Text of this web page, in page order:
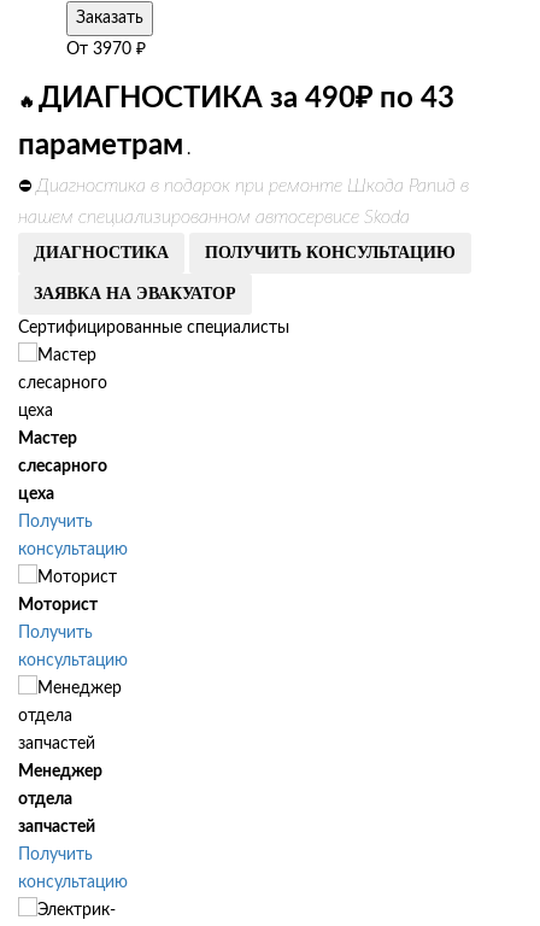
Заказать
От 3970 ₽
🔥 ДИАГНОСТИКА за 490₽ по 43
параметрам .
⛔ Диагностика в подарок при ремонте Шкода Рапид в
нашем специализированном автосервисе Skoda
ДИАГНОСТИКА ПОЛУЧИТЬ КОНСУЛЬТАЦИЮ
ЗАЯВКА НА ЭВАКУАТОР
Сертифицированные специалисты
Мастер
слесарного
цеха
Получить
консультацию
Моторист
Получить
консультацию
Менеджер
отдела
запчастей
Получить
консультацию